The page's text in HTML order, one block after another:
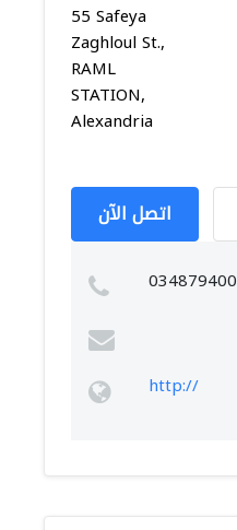
55 Safeya
Zaghloul St.,
RAML
STATION,
Alexandria
اتصل الآن
034879400
http://